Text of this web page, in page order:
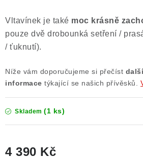
Vltavínek je také moc krásně
pouze dvě drobounká setření /
/ ťuknutí).
Níže vám doporučujeme si přečíst další
informace týkající se našich přívěsků.
Skladem (1 ks)
4 390 Kč